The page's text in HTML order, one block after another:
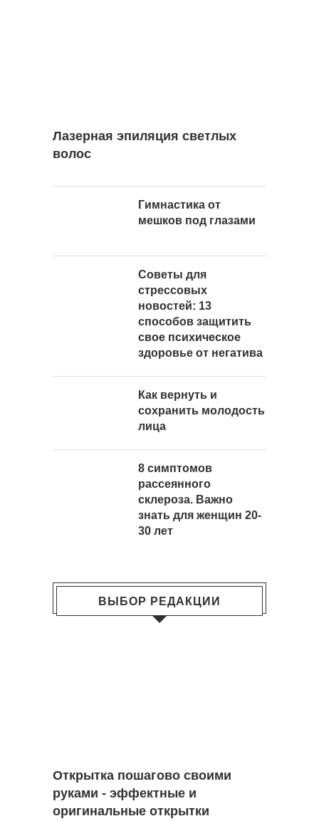
Лазерная эпиляция светлых
волос
Гимнастика от
мешков под глазами
Советы для
стрессовых
новостей: 13
способов защитить
свое психическое
здоровье от негатива
Как вернуть и
сохранить молодость
лица
8 симптомов
рассеянного
склероза. Важно
знать для женщин 20-
30 лет
ВЫБОР РЕДАКЦИИ
Открытка пошагово своими
руками - эффектные и
оригинальные открытки